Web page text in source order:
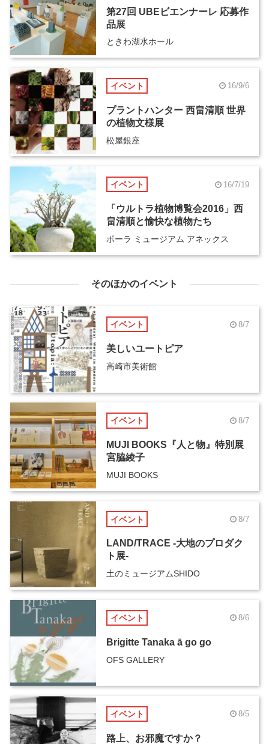
第27回 UBEビエンナーレ 応募作
品展
ときわ湖水ホール
イベント 16/9/6
プラントハンター 西畠清順 世界
の植物文様展
松屋銀座
イベント 16/7/19
「ウルトラ植物博覧会2016」西
畠清順と愉快な植物たち
ポーラ ミュージアム アネックス
そのほかのイベント
イベント 8/7
美しいユートピア
高崎市美術館
イベント 8/7
MUJI BOOKS『人と物』特別展
宮脇綾子
MUJI BOOKS
イベント 8/7
LAND/TRACE -大地のプロダク
ト展-
土のミュージアムSHIDO
イベント 8/6
Brigitte Tanaka ā go go
OFS GALLERY
イベント 8/5
路上、お邪魔ですか？